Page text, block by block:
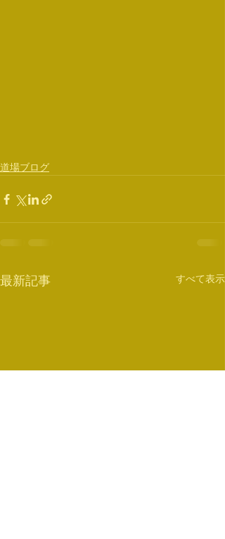
道場ブログ
最新記事 すべて表示